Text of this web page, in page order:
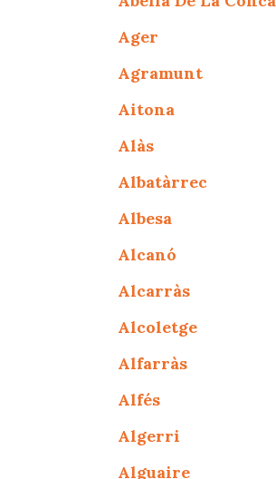
Ager
Agramunt
Aitona
Alàs
Albatàrrec
Albesa
Alcanó
Alcarràs
Alcoletge
Alfarràs
Alfés
Algerri
Alguaire